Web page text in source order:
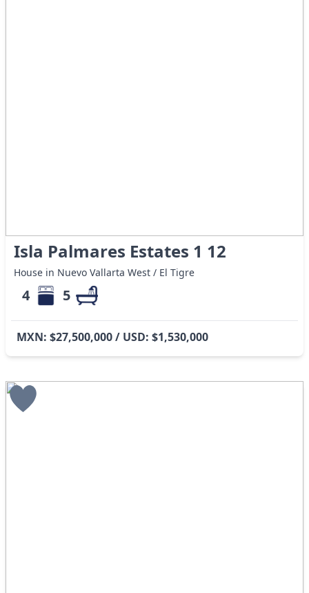
Isla Palmares Estates 1 12
House in Nuevo Vallarta West / El Tigre
4 5
MXN: $27,500,000 / USD: $1,530,000